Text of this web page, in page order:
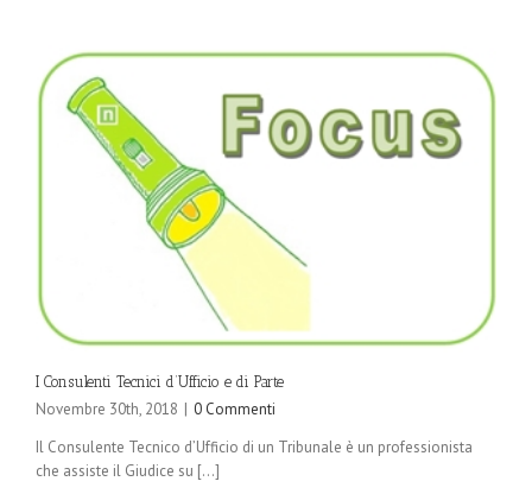
I Consulenti Tecnici d’Ufficio e di Parte
Novembre 30th, 2018 | 0 Commenti
Il Consulente Tecnico d’Ufficio di un Tribunale è un professionista
che assiste il Giudice su [...]